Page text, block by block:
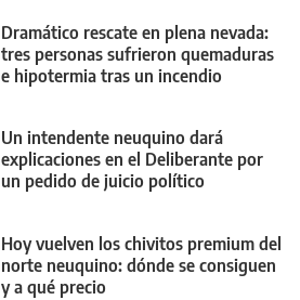
Dramático rescate en plena nevada:
tres personas sufrieron quemaduras
e hipotermia tras un incendio
Un intendente neuquino dará
explicaciones en el Deliberante por
un pedido de juicio político
Hoy vuelven los chivitos premium del
norte neuquino: dónde se consiguen
y a qué precio